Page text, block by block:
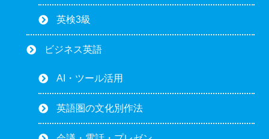
英検3級
ビジネス英語
AI・ツール活用
英語圏の文化別作法